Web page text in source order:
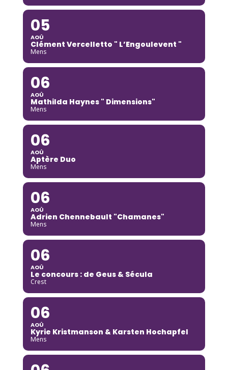
05
AOÛ
Clément Vercelletto " L’Engoulevent "
Mens
06
AOÛ
Mathilda Haynes " Dimensions"
Mens
06
AOÛ
Aptère Duo
Mens
06
AOÛ
Adrien Chennebault "Chamanes"
Mens
06
AOÛ
Le concours : de Geus & Sécula
Crest
06
AOÛ
Kyrie Kristmanson & Karsten Hochapfel
Mens